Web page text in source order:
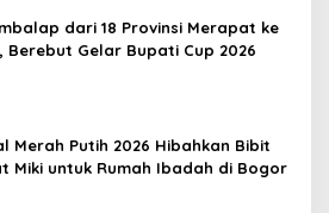
dari 18 Provinsi Merapat ke
Berebut Gelar Bupati Cup 2026
Merah Putih 2026 Hibahkan Bibit
Miki untuk Rumah Ibadah di Bogor